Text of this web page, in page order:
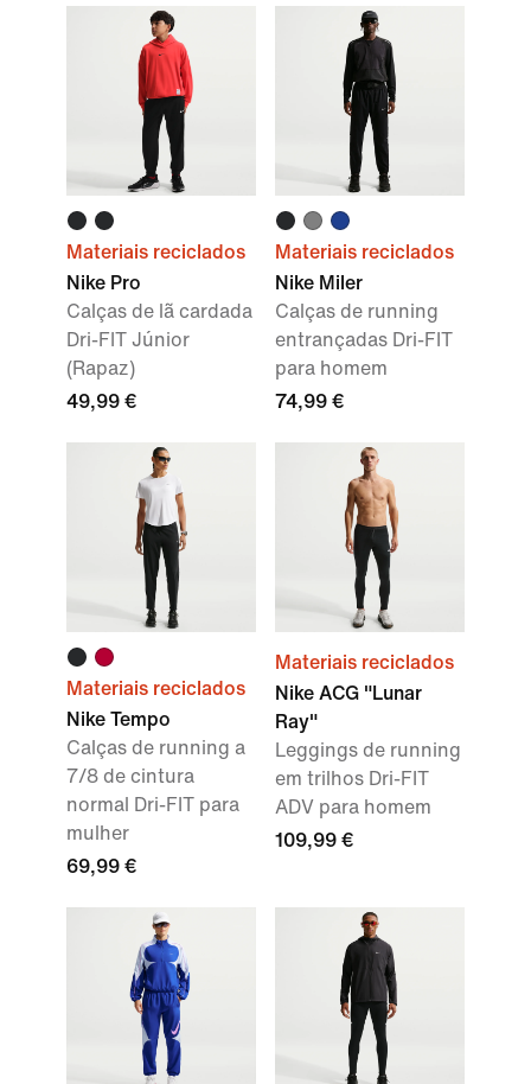
Materiais reciclados
Nike Pro
Calças de lã cardada
Dri-FIT Júnior
(Rapaz)
49,99 €
Materiais reciclados
Nike Miler
Calças de running
entrançadas Dri-FIT
para homem
74,99 €
Materiais reciclados
Nike Tempo
Calças de running a
7/8 de cintura
normal Dri-FIT para
mulher
69,99 €
Materiais reciclados
Nike ACG "Lunar
Ray"
Leggings de running
em trilhos Dri-FIT
ADV para homem
109,99 €